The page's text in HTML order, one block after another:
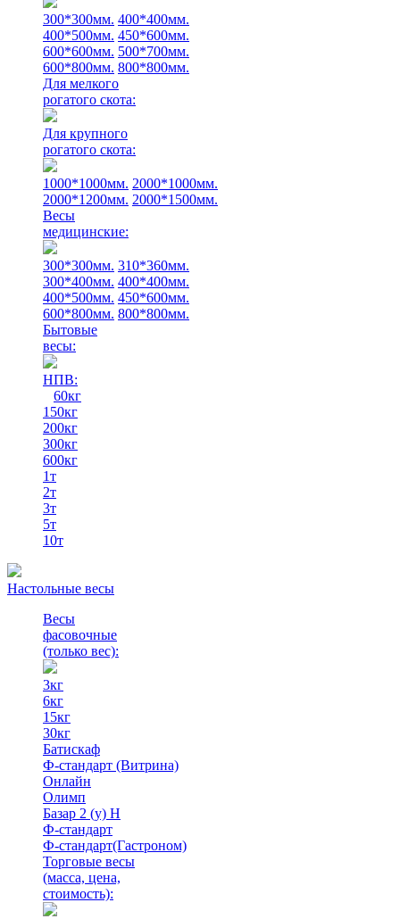
300*300мм. 400*400мм.
400*500мм. 450*600мм.
600*600мм. 500*700мм.
600*800мм. 800*800мм.
Для мелкого
рогатого скота:
Для крупного
рогатого скота:
1000*1000мм. 2000*1000мм.
2000*1200мм. 2000*1500мм.
Весы
медицинские:
300*300мм. 310*360мм.
300*400мм. 400*400мм.
400*500мм. 450*600мм.
600*800мм. 800*800мм.
Бытовые
весы:
НПВ:
60кг
150кг
200кг
300кг
600кг
1т
2т
3т
5т
10т
Настольные весы
Весы
фасовочные
(только вес):
3кг
6кг
15кг
30кг
Батискаф
Ф-стандарт (Витрина)
Онлайн
Олимп
Базар 2 (у) Н
Ф-стандарт
Ф-стандарт(Гастроном)
Торговые весы
(масса, цена,
стоимость):